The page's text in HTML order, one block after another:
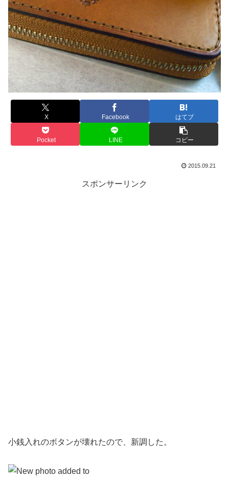
X Facebook はてブ
Pocket LINE コピー
2015.09.21
スポンサーリンク
小銭入れのボタンが壊れたので、新調した。